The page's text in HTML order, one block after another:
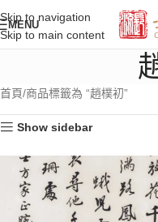
Skip to navigation
Skip to main content
MENU
首頁 商品標籤為 “趙樸初”
Show sidebar